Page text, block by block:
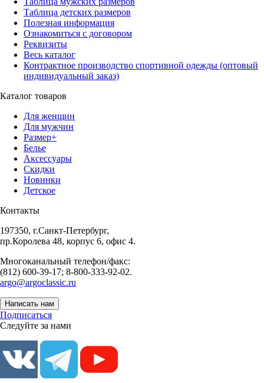
Таблица детских размеров
Полезная информация
Ознакомиться с договором
Реквизиты
Весь каталог
Контрактное производство спортивной одежды (оптовый
индивидуальный заказ)
Каталог товаров
Для женщин
Для мужчин
Размер+
Белье
Аксессуары
Скидки
Новинки
Детское
Контакты
197350, г.Санкт-Петербург,
пр.Королева 48, корпус 6, офис 4.
Многоканальный телефон/факс:
(812) 600-39-17; 8-800-333-92-02.
argo@argoclassic.ru
Написать нам
Подписаться
Следуйте за нами